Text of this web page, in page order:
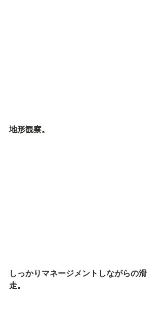
地形観察。
しっかりマネージメントしながらの滑
走。